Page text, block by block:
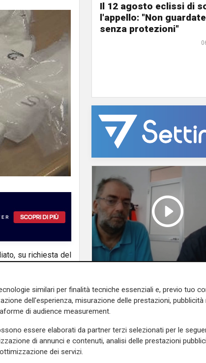
su richiesta del
cubana, due
colpiti da
nell'ambito di una
dalla Calabria alla
di una
De Marte-Gioffrè,
Il 12 agosto eclissi di
l'appello: "Non
senza protezioni"
Barricate sulle linee
extraurbane a
delle linee Amt
similari per finalità tecniche essenziali e, previo tuo
dell'esperienza, misurazione delle prestazioni, pubblicità
di audience measurement.
essere elaborati da partner terzi selezionati per le
di annunci e contenuti, analisi delle prestazioni
dei servizi.